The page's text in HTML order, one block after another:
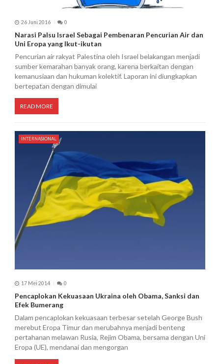
26 Juni 2016 0
Narasi Palsu Israel Sebagai Pembenaran Pencurian Air dan
Uni Eropa yang Ikut-ikutan
Pencurian air rakyat Palestina oleh Israel belakangan menjadi
sumber kemarahan banyak orang, karena berkaitan dengan
kemanusiaan dan hukuman kolektif. Laporan ini diungkapkan
bertepatan dengan dimulai
READ MORE
INTERNASIONAL
17 Mei 2014 0
Pencaplokan Kekuasaan Ukraina oleh Obama, Sanksi dan
Efek Bumerang
Dalam pencaplokan kekuasaan terbesar setelah George Bush
merebut Eropa Timur dan merubahnya menjadi benteng
pertahanan melawan Rusia, Rejim Obama, bersama dengan Uni
Eropa (UE), mendanai dan mengorgan